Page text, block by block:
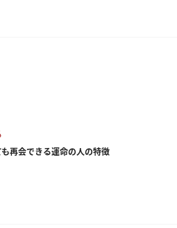
再会できる運命の人の特徴